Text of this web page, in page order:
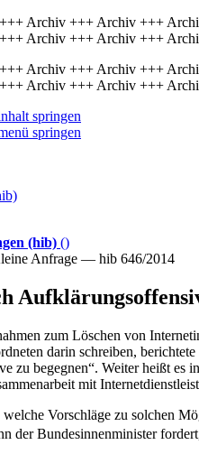
Archiv +++ Archiv +++
Archiv +++ Archiv +++
Archiv +++ Archiv +++
Archiv +++ Archiv +++
springen
springen
(hib) ()
Anfrage — hib 646/2014
zum Löschen von
darin schreiben,
zu begegnen“. Weiter heißt es
mit
Vorschläge zu solchen
der Bundesinnenminister